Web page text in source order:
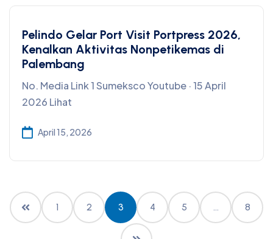
Pelindo Gelar Port Visit Portpress 2026,
Kenalkan Aktivitas Nonpetikemas di
Palembang
No. Media Link 1 Sumeksco Youtube · 15 April
2026 Lihat
April 15, 2026
1 2 3 4 5 … 8